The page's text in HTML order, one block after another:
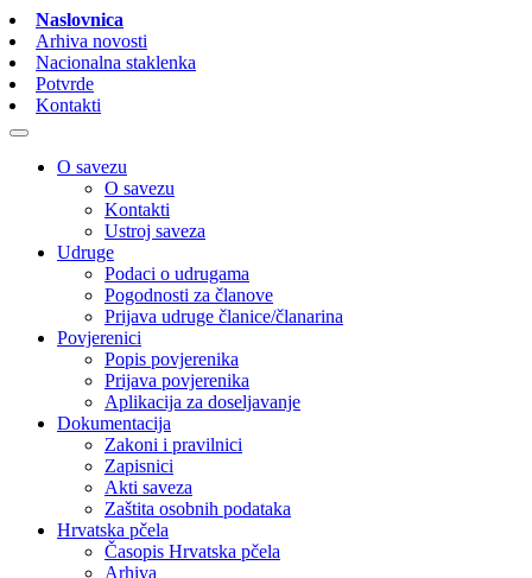
Naslovnica
Arhiva novosti
Nacionalna staklenka
Potvrde
Kontakti
O savezu
O savezu
Kontakti
Ustroj saveza
Udruge
Podaci o udrugama
Pogodnosti za članove
Prijava udruge članice/članarina
Povjerenici
Popis povjerenika
Prijava povjerenika
Aplikacija za doseljavanje
Dokumentacija
Zakoni i pravilnici
Zapisnici
Akti saveza
Zaštita osobnih podataka
Hrvatska pčela
Časopis Hrvatska pčela
Arhiva